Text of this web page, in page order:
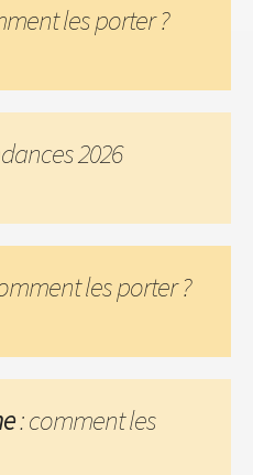
les porter ?
2026
les porter ?
: comment les